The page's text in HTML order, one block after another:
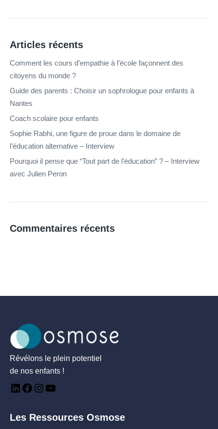
Articles récents
Comment les cours d’empathie à l’école façonnent des
citoyens du monde ?
Guide des parents : Choisir un sophrologue pour enfants à
Nantes
Coach scolaire pour enfants
Sophie Rabhi, une figure de proue dans le domaine de
l’éducation alternative – Interview
Pourquoi il pense que “Tout part de l’éducation” ? – Interview
avec Julien Peron
Commentaires récents
Révélons le plein potentiel
de nos enfants !
Les Ressources Osmose